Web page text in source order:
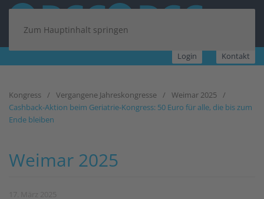
Zum Hauptinhalt springen
Login Kontakt
Kongress Vergangene Jahreskongresse
Weimar 2025
Cashback-Aktion beim Geriatrie-Kongress: 50 Euro für alle, die bis zum
Ende bleiben
Weimar 2025